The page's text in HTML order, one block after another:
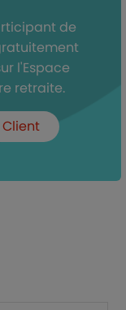
de
l'Espace
retraite.